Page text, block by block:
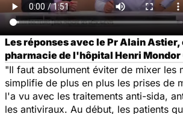
Les réponses avec le Pr Alain
pharmacie de l'hôpital Henri
"Il faut absolument éviter de mixer les
simplifie de plus en plus les prises de
l'a vu avec les traitements anti-sida,
les antiviraux. Au début, les patients